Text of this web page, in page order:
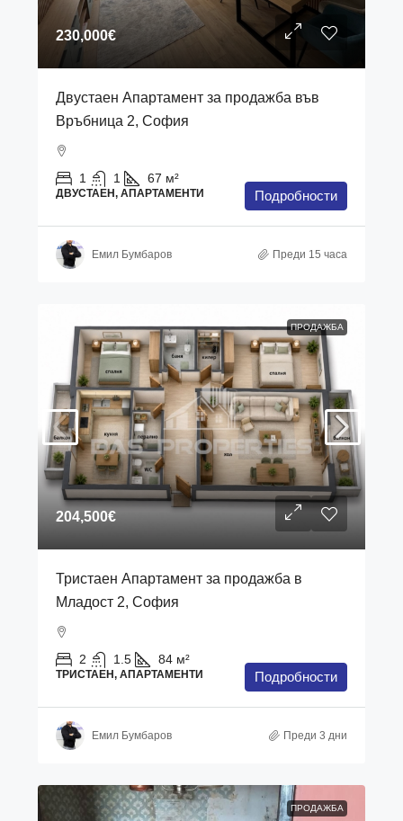
230,000€
Двустаен Апартамент за продажба във
Връбница 2, София
1 1 67 м²
ДВУСТАЕН, АПАРТАМЕНТИ Подробности
Емил Бумбаров Преди 15 часа
ПРОДАЖБА
204,500€
Тристаен Апартамент за продажба в
Младост 2, София
2 1.5 84 м²
ТРИСТАЕН, АПАРТАМЕНТИ Подробности
Емил Бумбаров Преди 3 дни
ПРОДАЖБА